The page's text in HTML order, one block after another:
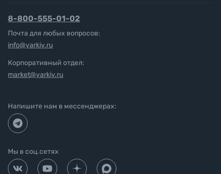
8-800-555-01-02
Почта для любых вопросов:
info@yarkiy.ru
Корпоративный отдел:
market@yarkiy.ru
Напишите нам в мессенджерах:
Мы в соц.сетях